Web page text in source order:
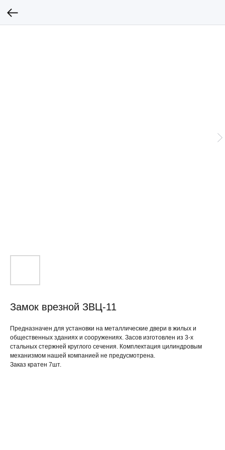
Замок врезной ЗВЦ-11
Предназначен для установки на металлические двери в жилых и
общественных зданиях и сооружениях. Засов изготовлен из 3-х
стальных стержней круглого сечения. Комплектация цилиндровым
механизмом нашей компанией не предусмотрена.
Заказ кратен 7шт.